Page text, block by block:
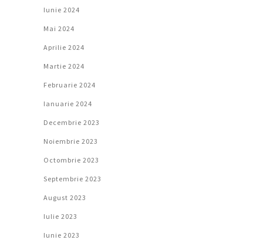
Iunie 2024
Mai 2024
Aprilie 2024
Martie 2024
Februarie 2024
Ianuarie 2024
Decembrie 2023
Noiembrie 2023
Octombrie 2023
Septembrie 2023
August 2023
Iulie 2023
Iunie 2023